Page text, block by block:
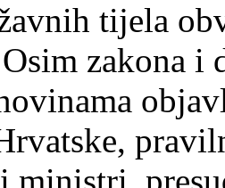
tijela
zakona i